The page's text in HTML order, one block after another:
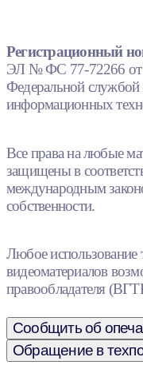
Регистрационный
ЭЛ № ФС 77-72266 от
Федеральной службой
информационных
Все права на любые
защищены в
международным
собственности.
Любое использование
видеоматериалов
правообладателя
Сообщить об
Обращение в